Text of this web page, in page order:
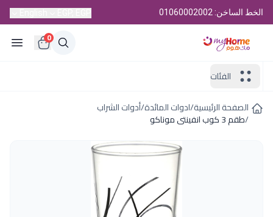
الخط الساخن: 01060002002
0
الفئات
الصفحة الرئيسية/ادوات المائدة/أدوات الشراب
/طقم 3 كوب انفينتى موناكو